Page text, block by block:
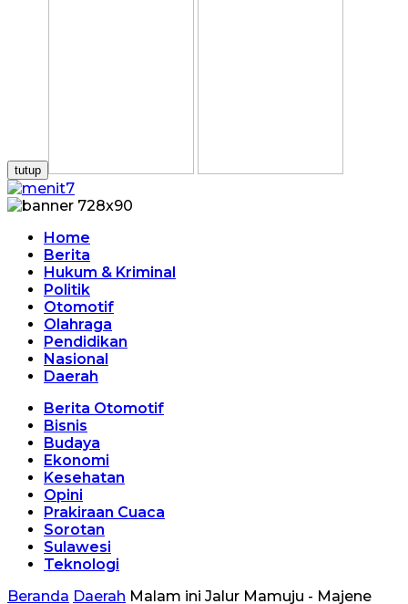
tutup
Home
Berita
Hukum & Kriminal
Politik
Otomotif
Olahraga
Pendidikan
Nasional
Daerah
Berita Otomotif
Bisnis
Budaya
Ekonomi
Kesehatan
Opini
Prakiraan Cuaca
Sorotan
Sulawesi
Teknologi
Beranda Daerah Malam ini Jalur Mamuju - Majene